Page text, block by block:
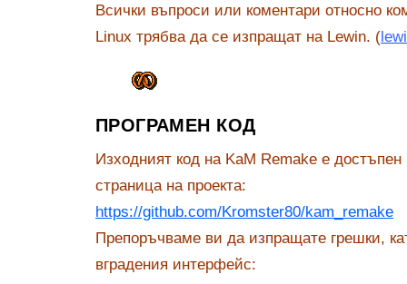
Всички въпроси или коментари относно
Linux трябва да се изпращат на Lewin. (
ПРОГРАМЕН КОД
Изходният код на KaM Remake е
страница на проекта:
https://github.com/Kromster80/kam_remake
Препоръчваме ви да изпращате грешки,
вградения интерфейс: